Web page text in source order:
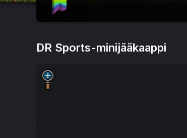
DR Sports-minijääkaappi